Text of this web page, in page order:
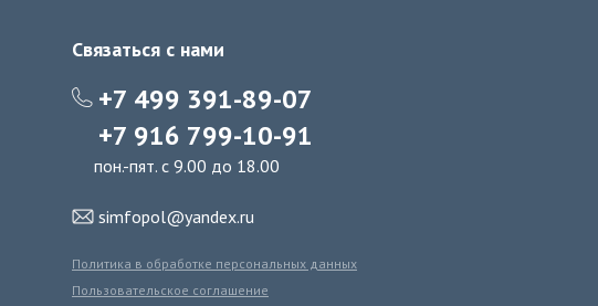
Связаться с нами
+7 499 391-89-07
+7 916 799-10-91
пон.-пят. с 9.00 до 18.00
simfopol@yandex.ru
Политика в обработке персональных данных
Пользовательское соглашение